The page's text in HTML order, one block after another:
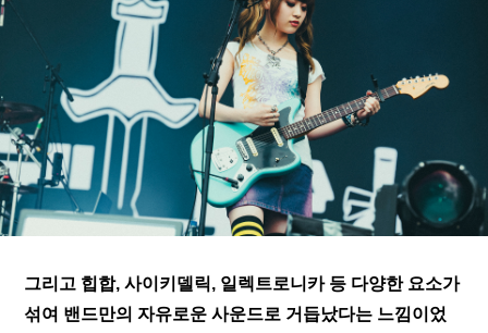
그리고 힙합, 사이키델릭, 일렉트로니카 등 다양한 요소가
섞여 밴드만의 자유로운 사운드로 거듭났다는 느낌이었